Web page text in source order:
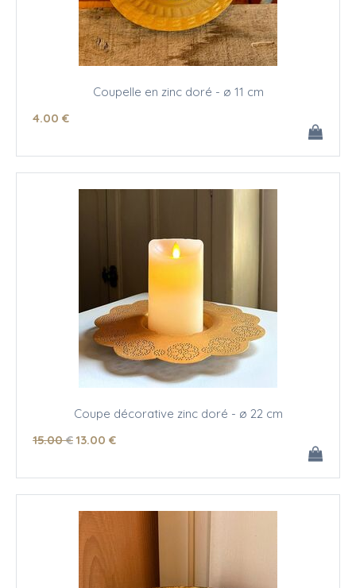
Coupelle en zinc doré - ø 11 cm
4.00 €
Coupe décorative zinc doré - ø 22 cm
15.00 €13.00 €